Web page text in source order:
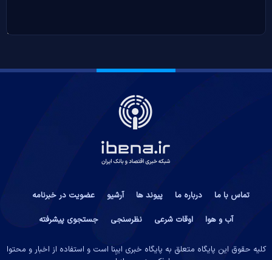
تماس با ما درباره ما پیوند ها آرشیو
عضویت در خبرنامه
آب و هوا
اوقات شرعی نظرسنجی جستجوی پیشرفته
کلیه حقوق این پایگاه متعلق به پایگاه خبری ایبِنا است و استفاده از اخبار و محتوا